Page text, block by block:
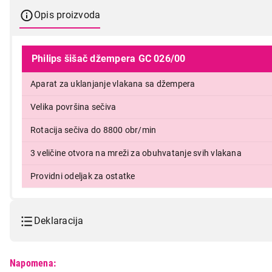
Opis proizvoda
Philips šišač džempera GC 026/00
Aparat za uklanjanje vlakana sa džempera
Velika površina sečiva
Rotacija sečiva do 8800 obr/min
3 veličine otvora na mreži za obuhvatanje svih vlakana
Providni odeljak za ostatke
Deklaracija
Napomena: